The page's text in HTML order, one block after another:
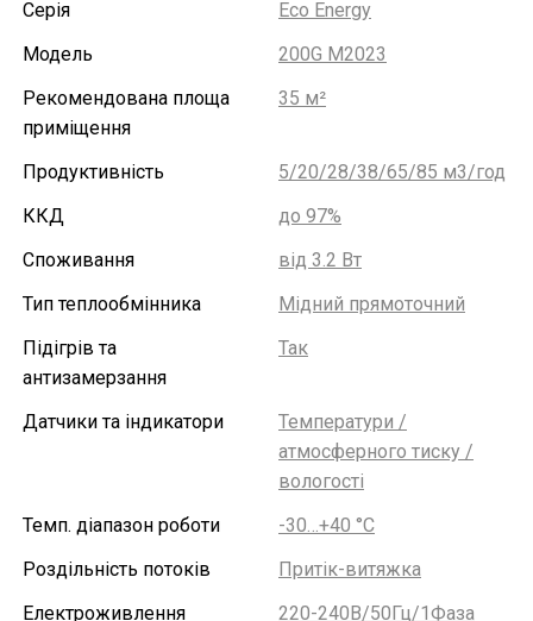
Серія
Eco Energy
Модель
200G M2023
Рекомендована площа
приміщення
35 м²
Продуктивність
5/20/28/38/65/85 м3/год
ККД
до 97%
Споживання
від 3.2 Вт
Тип теплообмінника
Мідний прямоточний
Підігрів та
антизамерзання
Так
Датчики та індикатори
Температури /
атмосферного тиску /
вологості
Темп. діапазон роботи
-30…+40 °С
Роздільність потоків
Притік-витяжка
Електроживлення
220-240В/50Гц/1Фаза